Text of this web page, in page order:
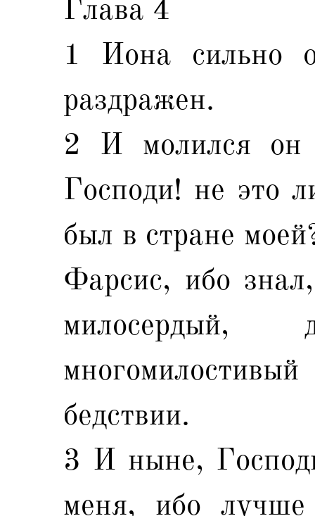
Глава 4
1 Иона сильно
раздражен.
2 И молился он
Господи! не это
был в стране
Фарсис, ибо
милосердый,
бедствии.
3 И ныне,
меня, ибо